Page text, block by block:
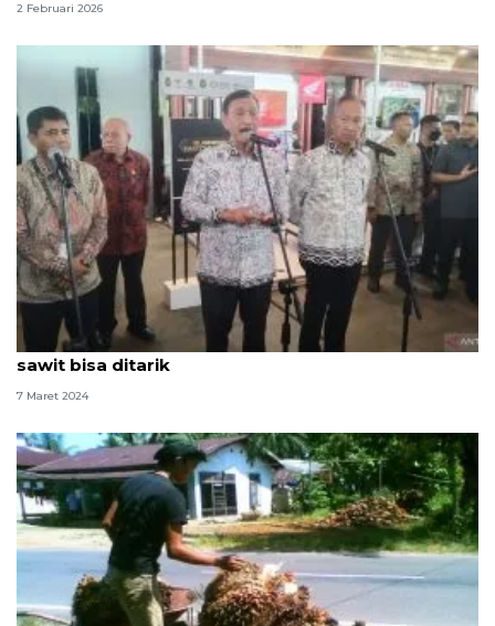
2 Februari 2026
Menko Luhut kejar Rp172 triliun potensi inefisiensi
sawit bisa ditarik
7 Maret 2024